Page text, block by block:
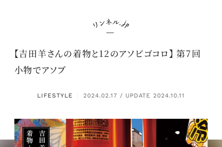
【吉田羊さんの着物と12のアソビゴコロ】 第7回
小物でアソブ
LIFESTYLE ： 2024.02.17 / UPDATE 2024.10.11